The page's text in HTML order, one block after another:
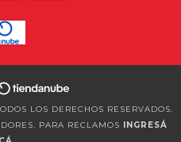
LOS DERECHOS RESERVADOS.
PARA RECLAMOS
INGRESÁ